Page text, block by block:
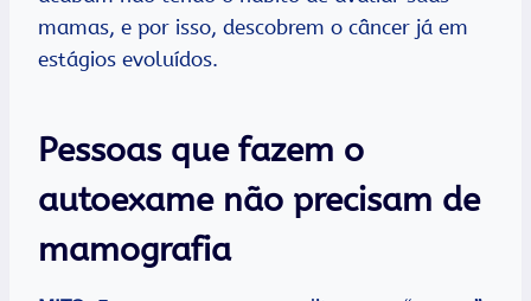
mamas, e por isso, descobrem o câncer já em
estágios evoluídos.
Pessoas que fazem o
autoexame não precisam de
mamografia